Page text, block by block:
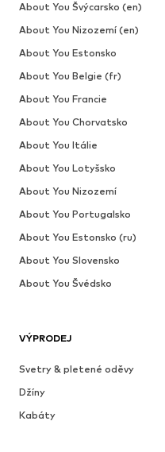
VÝPRODEJ
Svetry & pletené oděvy
Džíny
Kabáty
About You Švýcarsko (en)
About You Nizozemí (en)
About You Estonsko
About You Belgie (fr)
About You Francie
About You Chorvatsko
About You Itálie
About You Lotyšsko
About You Nizozemí
About You Portugalsko
About You Estonsko (ru)
About You Slovensko
About You Švédsko